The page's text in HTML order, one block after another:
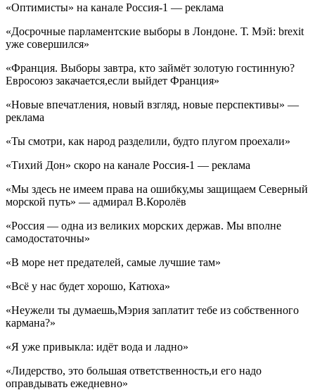
«Оптимисты» на канале Россия-1 — реклама
«Досрочные парламентские выборы в Лондоне. Т. Мэй: brexit
уже совершился»
«Франция. Выборы завтра, кто займёт золотую гостинную?
Евросоюз закачается,если выйдет Франция»
«Новые впечатления, новый взгляд, новые перспективы» —
реклама
«Ты смотри, как народ разделили, будто плугом проехали»
«Тихий Дон» скоро на канале Россия-1 — реклама
«Мы здесь не имеем права на ошибку,мы защищаем Северный
морской путь» — адмирал В.Королёв
«Россия — одна из великих морских держав. Мы вполне
самодостаточны»
«В море нет предателей, самые лучшие там»
«Всё у нас будет хорошо, Катюха»
«Неужели ты думаешь,Мэрия заплатит тебе из собственного
кармана?»
«Я уже привыкла: идёт вода и ладно»
«Лидерство, это большая ответственность,и его надо
оправдывать ежедневно»